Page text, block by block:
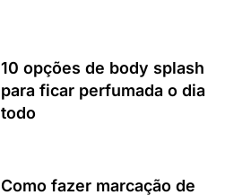
10 opções de body splash
para ficar perfumada o dia
todo
Como fazer marcação de